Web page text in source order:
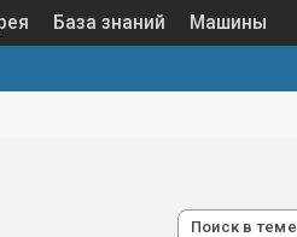
База знаний Машины
Поиск в теме